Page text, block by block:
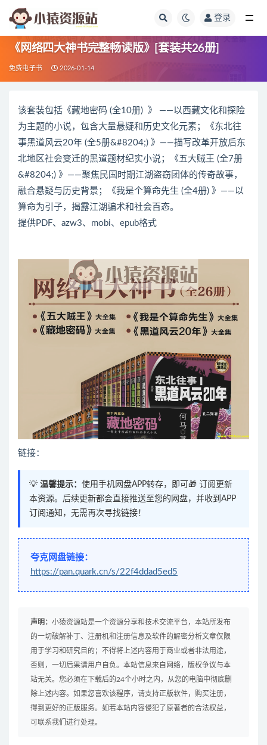
登录
《网络四大神书完整畅读版》[套装共26册]
免费电子书 2026-01-14
该套装包括《藏地密码 (全10册) 》 ——以西藏文化和探险
为主题的小说，包含大量悬疑和历史文化元素；《东北往
事黑道风云20年 (全5册&#8204;) 》——描写改革开放后东
北地区社会变迁的黑道题材纪实小说；《五大贼王 (全7册
&#8204;) 》——聚焦民国时期江湖盗窃团体的传奇故事，
融合悬疑与历史背景；《我是个算命先生 (全4册) 》——以
算命为引子，揭露江湖骗术和社会百态。
提供PDF、azw3、mobi、epub格式
链接：
💡 温馨提示： 使用手机网盘APP转存，即可🎁 订阅更新
本资源。后续更新都会直接推送至您的网盘，并收到APP
订阅通知，无需再次寻找链接！
夸克网盘链接：
https://pan.quark.cn/s/22f4ddad5ed5
声明： 小猿资源站是一个资源分享和技术交流平台，本站所发布
的一切破解补丁、注册机和注册信息及软件的解密分析文章仅限
用于学习和研究目的；不得将上述内容用于商业或者非法用途，
否则，一切后果请用户自负。本站信息来自网络，版权争议与本
站无关。您必须在下载后的24个小时之内，从您的电脑中彻底删
除上述内容。如果您喜欢该程序，请支持正版软件，购买注册，
得到更好的正版服务。如若本站内容侵犯了原著者的合法权益，
可联系我们进行处理。